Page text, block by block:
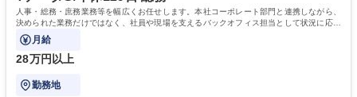
人事・総務・庶務業務等を幅広くお任せします。本社コーポレート部門と連携しながら、
決められた業務だけではなく、社員や現場を支えるバックオフィス担当として状況に応じ
て柔軟に対応いただくことを期待します。
月給
28万円以上
勤務地